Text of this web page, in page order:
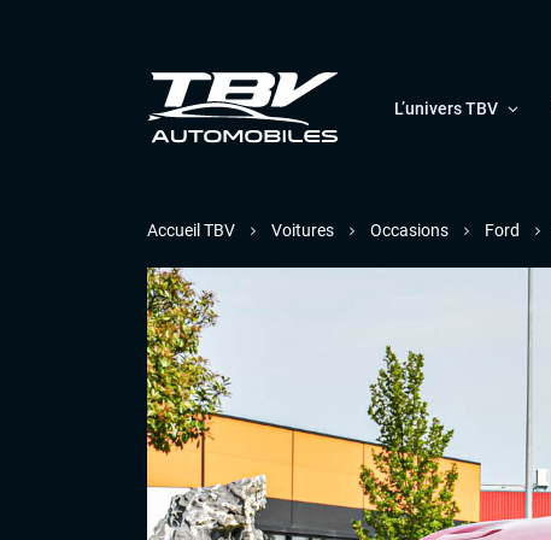
L’univers TBV
Accueil TBV Voitures Occasions Ford